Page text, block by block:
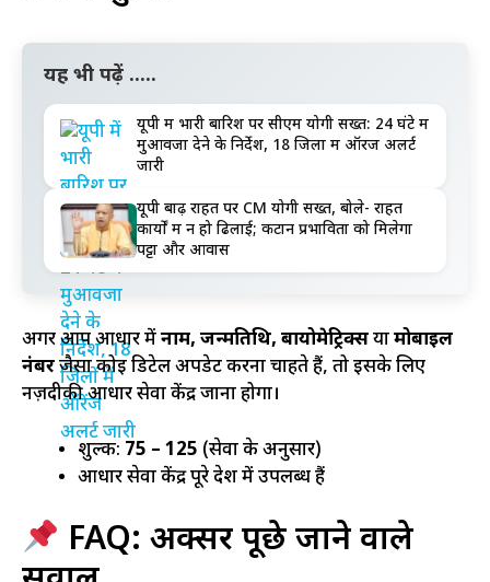
यह भी पढ़ें .....
यूपी में भारी बारिश पर सीएम योगी सख्त: 24 घंटे में
मुआवजा देने के निर्देश, 18 जिलों में ऑरेंज अलर्ट
जारी
यूपी बाढ़ राहत पर CM योगी सख्त, बोले- राहत
कार्यों में न हो ढिलाई; कटान प्रभावितों को मिलेगा
पट्टा और आवास
अगर आप आधार मेंनाम, जन्मतिथि, बायोमेट्रिक्सयामोबाइल
नंबरजैसा कोई डिटेल अपडेट करना चाहते हैं, तो इसके लिए
नज़दीकी आधार सेवा केंद्र जाना होगा।
शुल्क: ₹75 – ₹125 (सेवा के अनुसार)
आधार सेवा केंद्र पूरे देश में उपलब्ध हैं
FAQ: अक्सर पूछे जाने वाले